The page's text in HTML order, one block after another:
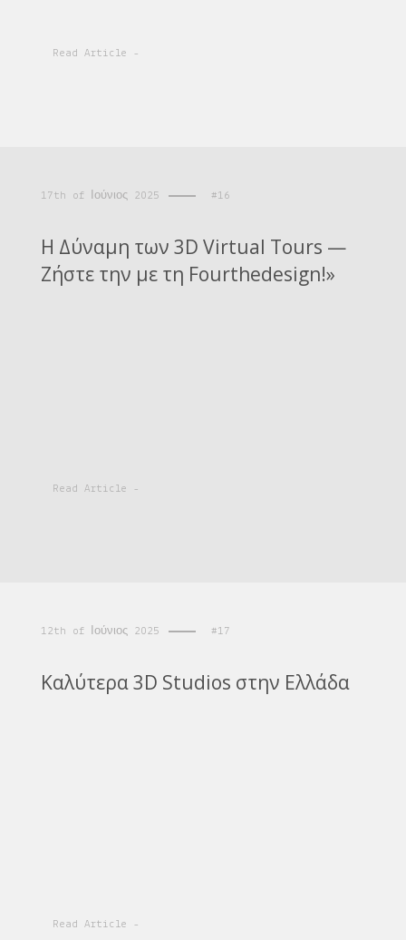
Read Article -
17th of Ιούνιος 2025 #16
Η Δύναμη των 3D Virtual Tours —
Ζήστε την με τη Fourthedesign!»
Read Article -
12th of Ιούνιος 2025 #17
Καλύτερα 3D Studios στην Ελλάδα
Read Article -